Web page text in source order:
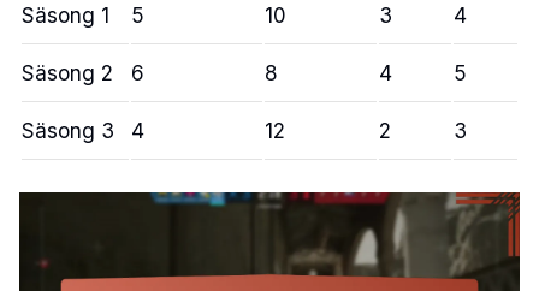
Säsong 1 5 10 3 4
Säsong 2 6 8 4 5
Säsong 3 4 12 2 3